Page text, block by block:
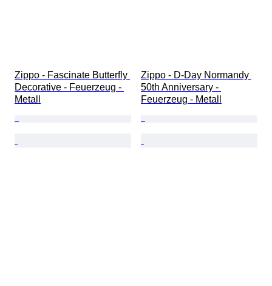
Zippo - Fascinate Butterfly
Decorative - Feuerzeug -
Metall
Zippo - D-Day Normandy
50th Anniversary -
Feuerzeug - Metall